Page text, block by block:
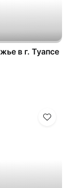
в г. Туапсе